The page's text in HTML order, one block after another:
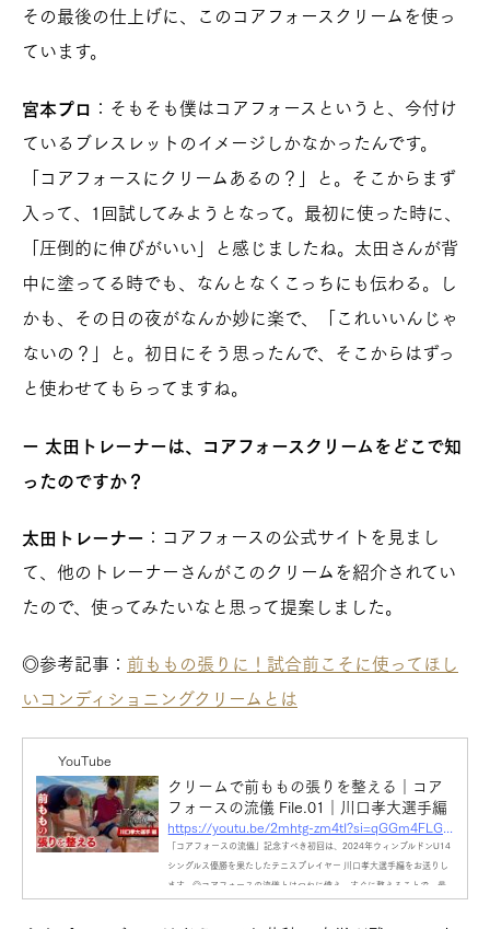
その最後の仕上げに、このコアフォースクリームを使っ
ています。
宮本プロ ：そもそも僕はコアフォースというと、今付け
ているブレスレットのイメージしかなかったんです。
「コアフォースにクリームあるの？」と。そこからまず
入って、1回試してみようとなって。最初に使った時に、
「圧倒的に伸びがいい」と感じましたね。太田さんが背
中に塗ってる時でも、なんとなくこっちにも伝わる。し
かも、その日の夜がなんか妙に楽で、「これいいんじゃ
ないの？」と。初日にそう思ったんで、そこからはずっ
と使わせてもらってますね。
ー 太田トレーナーは、コアフォースクリームをどこで知
ったのですか？
太田トレーナー ：コアフォースの公式サイトを見まし
て、他のトレーナーさんがこのクリームを紹介されてい
たので、使ってみたいなと思って提案しました。
◎参考記事： 前ももの張りに！試合前こそに使ってほし
いコンディショニングクリームとは
YouTube
クリームで前ももの張りを整える｜コア
フォースの流儀 File.01｜川口孝大選手編
https://youtu.be/2mhtg-zm4tI?si=qGGm4FLGUEoNG6WI
「コアフォースの流儀」記念すべき初回は、2024年ウィンブルドンU14
シングルス優勝を果たしたテニスプレイヤー 川口孝大選手編をお送りし
ます。◎コアフォースの流儀とはつねに備え、すぐに整えることで、最
高のパフォーマンスが引き出せる。身体の動きで悩むすべての人に伝え
たい、コアフォースブランドの「流儀」を紹介していく...